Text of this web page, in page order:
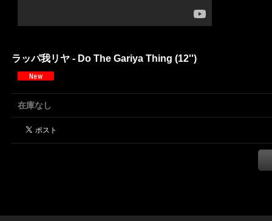
ラッパ我リヤ - Do The Gariya Thing (12'')
在庫なし